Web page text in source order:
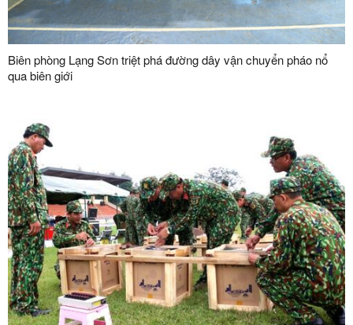
Biên phòng Lạng Sơn triệt phá đường dây vận chuyển pháo nổ
qua biên giới